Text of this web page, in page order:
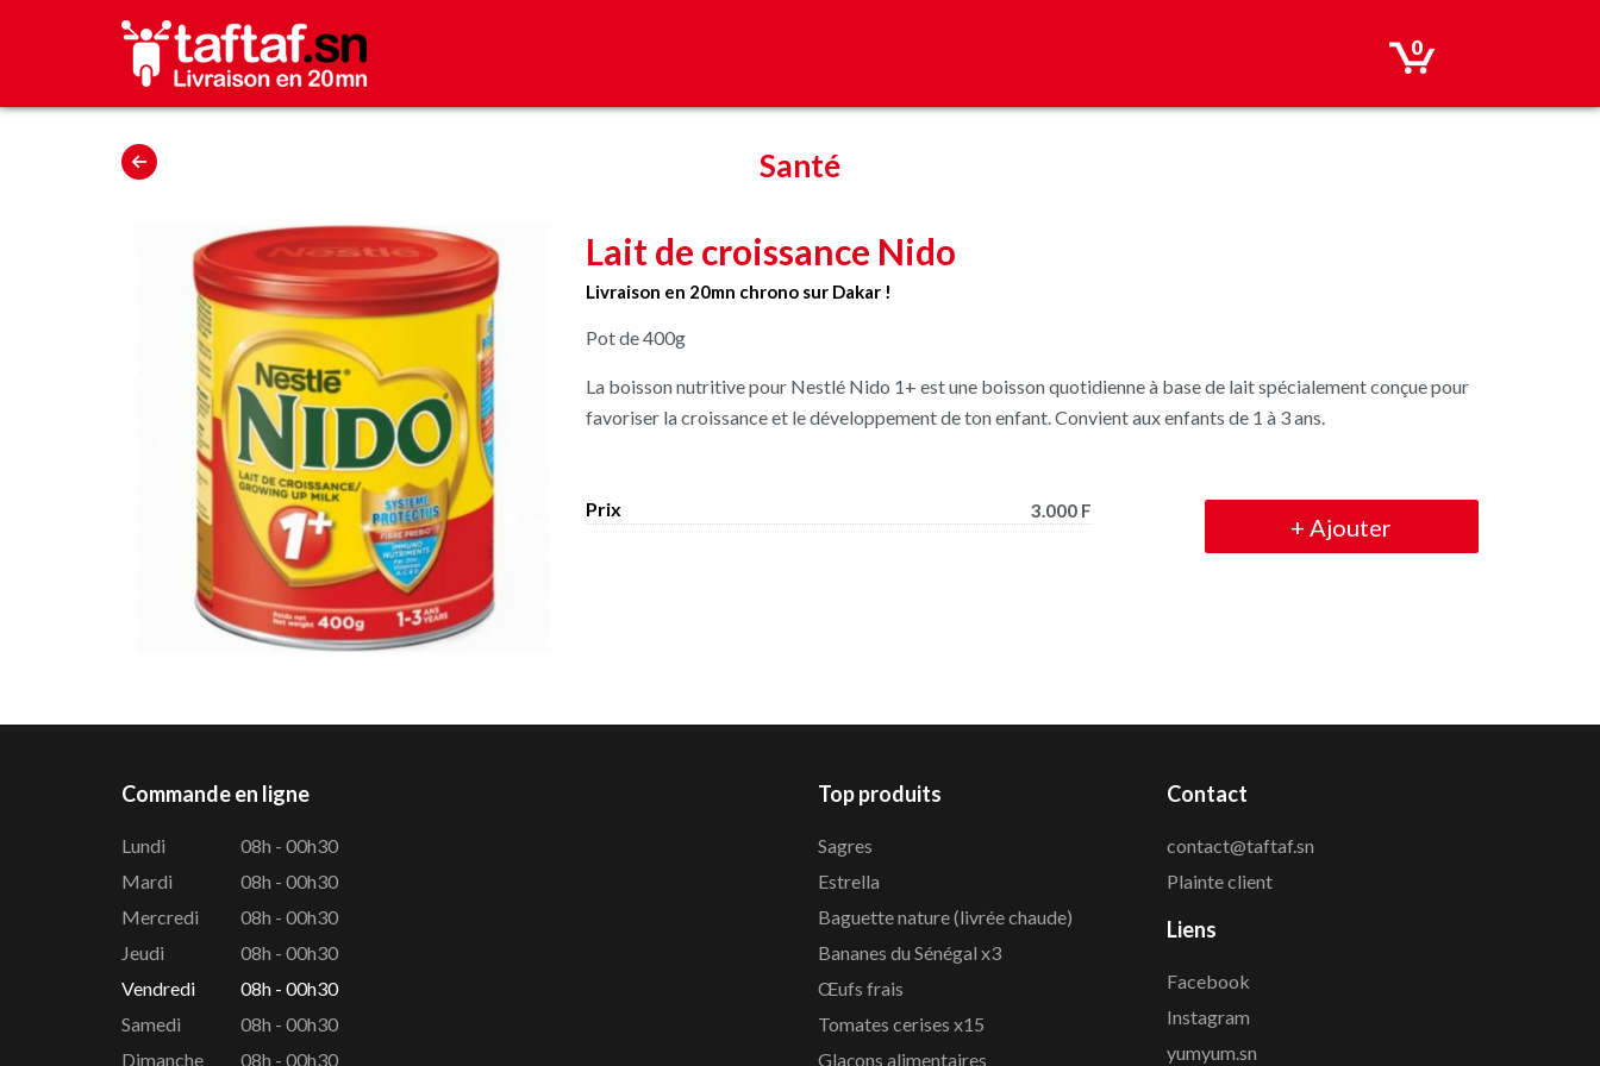
0
Santé
Lait de croissance Nido
Livraison en 20mn chrono sur Dakar !
Pot de 400g
La boisson nutritive pour Nestlé Nido 1+ est une boisson quotidienne à base de lait spécialement conçue pour
favoriser la croissance et le développement de ton enfant. Convient aux enfants de 1 à 3 ans.
Prix 3.000 F
+ Ajouter
Commande en ligne
Lundi
08h - 00h30
Mardi
08h - 00h30
Mercredi
08h - 00h30
Jeudi
08h - 00h30
Vendredi
08h - 00h30
Samedi
08h - 00h30
Dimanche
08h - 00h30
Top produits
Sagres
Estrella
Baguette nature (livrée chaude)
Bananes du Sénégal x3
Œufs frais
Tomates cerises x15
Glaçons alimentaires
Contact
contact@taftaf.sn
Plainte client
Liens
Facebook
Instagram
yumyum.sn